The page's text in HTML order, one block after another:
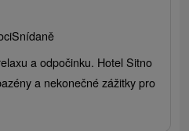
Snídaně
a odpočinku. Hotel Sitno
a nekonečné zážitky pro